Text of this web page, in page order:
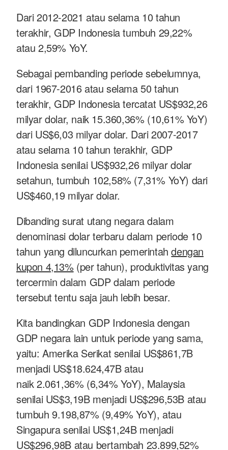
Dari 2012-2021 atau selama 10 tahun
terakhir, GDP Indonesia tumbuh 29,22%
atau 2,59% YoY.
Sebagai pembanding periode sebelumnya,
dari 1967-2016 atau selama 50 tahun
terakhir, GDP Indonesia tercatat US$932,26
milyar dolar, naik 15.360,36% (10,61% YoY)
dari US$6,03 milyar dolar. Dari 2007-2017
atau selama 10 tahun terakhir, GDP
Indonesia senilai US$932,26 milyar dolar
setahun, tumbuh 102,58% (7,31% YoY) dari
US$460,19 milyar dolar.
Dibanding surat utang negara dalam
denominasi dolar terbaru dalam periode 10
tahun yang diluncurkan pemerintahdengan
kupon 4,13% (per tahun), produktivitas yang
tercermin dalam GDP dalam periode
tersebut tentu saja jauh lebih besar.
Kita bandingkan GDP Indonesia dengan
GDP negara lain untuk periode yang sama,
yaitu: Amerika Serikat senilai US$861,7B
menjadi US$18.624,47B atau
naik 2.061,36% (6,34% YoY), Malaysia
senilai US$3,19B menjadi US$296,53B atau
tumbuh 9.198,87% (9,49% YoY), atau
Singapura senilai US$1,24B menjadi
US$296,98B atau bertambah 23.899,52%